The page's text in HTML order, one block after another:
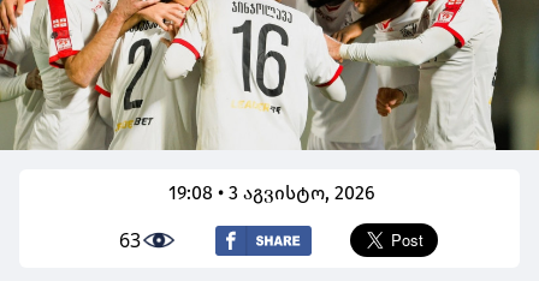
19:08 • 3 აგვისტო, 2026
63